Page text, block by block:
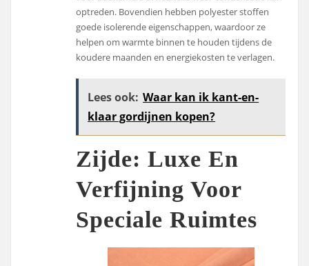
optreden. Bovendien hebben polyester stoffen
goede isolerende eigenschappen, waardoor ze
helpen om warmte binnen te houden tijdens de
koudere maanden en energiekosten te verlagen.
Lees ook: Waar kan ik kant-en-
klaar gordijnen kopen?
Zijde: Luxe En
Verfijning Voor
Speciale Ruimtes